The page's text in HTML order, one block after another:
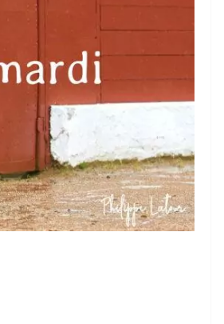
Bayonne, la corrida des
fêtes en photos
17/07/2026 Tertulias